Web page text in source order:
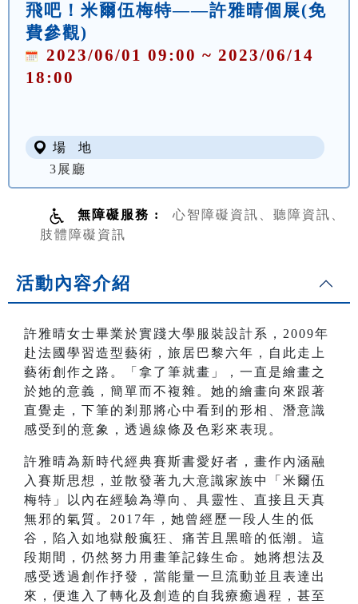
飛吧！米爾伍梅特——許雅晴個展(免
費參觀)
2023/06/01 09:00 ~ 2023/06/14
18:00
場 地
3展廳
無障礙服務 :
心智障礙資訊、聽障資訊、
肢體障礙資訊
活動內容介紹
許雅晴女士畢業於實踐大學服裝設計系，2009年
赴法國學習造型藝術，旅居巴黎六年，自此走上
藝術創作之路。「拿了筆就畫」，一直是繪畫之
於她的意義，簡單而不複雜。她的繪畫向來跟著
直覺走，下筆的剎那將心中看到的形相、潛意識
感受到的意象，透過線條及色彩來表現。
許雅晴為新時代經典賽斯書愛好者，畫作內涵融
入賽斯思想，並散發著九大意識家族中「米爾伍
梅特」以內在經驗為導向、具靈性、直接且天真
無邪的氣質。2017年，她曾經歷一段人生的低
谷，陷入如地獄般瘋狂、痛苦且黑暗的低潮。這
段期間，仍然努力用畫筆記錄生命。她將想法及
感受透過創作抒發，當能量一旦流動並且表達出
來，便進入了轉化及創造的自我療癒過程，甚至